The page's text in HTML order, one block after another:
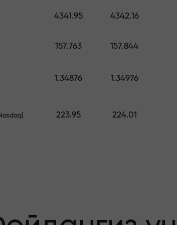
Депозит
тўлдиринг — $1,500 гача
қилинг
бонус —
4341.95 4342.16
157.763 157.844
1.34876 1.34976
223.95 224.01